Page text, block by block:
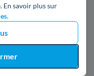
En savoir plus sur